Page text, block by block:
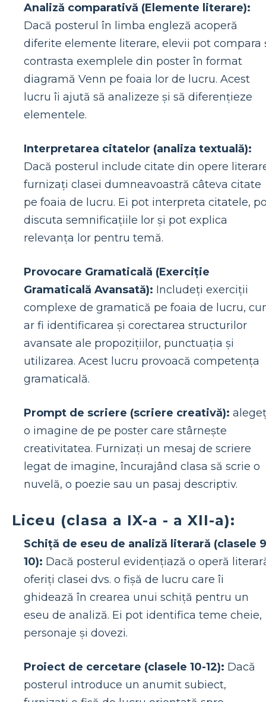
Analiză comparativă (Elemente literare):
Dacă posterul în limba engleză acoperă
diferite elemente literare, elevii pot compara
contrasta exemplele din poster în format
diagramă Venn pe foaia lor de lucru. Acest
lucru îi ajută să analizeze și să diferențieze
elementele.
Interpretarea citatelor (analiza textuală):
Dacă posterul include citate din opere
furnizați clasei dumneavoastră câteva citate
pe foaia de lucru. Ei pot interpreta citatele,
discuta semnificațiile lor și pot explica
relevanța lor pentru temă.
Provocare Gramaticală (Exerciție
Gramaticală Avansată): Includeți exerciții
complexe de gramatică pe foaia de lucru,
ar fi identificarea și corectarea structurilor
avansate ale propozițiilor, punctuația și
utilizarea. Acest lucru provoacă competența
gramaticală.
Prompt de scriere (scriere creativă):
o imagine de pe poster care stârnește
creativitatea. Furnizați un mesaj de scriere
legat de imagine, încurajând clasa să scrie o
nuvelă, o poezie sau un pasaj descriptiv.
Liceu (clasa a IX-a - a XII-a):
Schiță de eseu de analiză literară (clasele
10): Dacă posterul evidențiază o operă
oferiți clasei dvs. o fișă de lucru care îi
ghidează în crearea unui schiță pentru un
eseu de analiză. Ei pot identifica teme cheie,
personaje și dovezi.
Proiect de cercetare (clasele 10-12): Dacă
posterul introduce un anumit subiect,